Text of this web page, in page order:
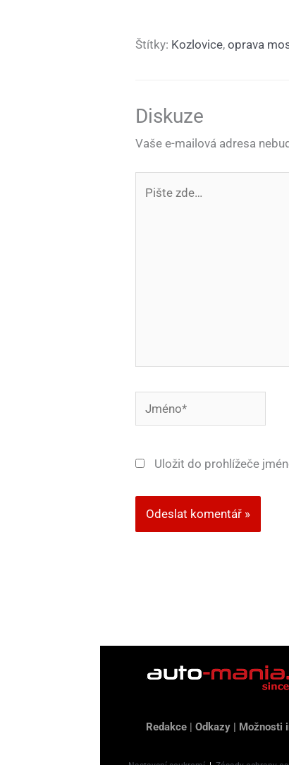
Štítky: Kozlovice, oprava
Diskuze
Vaše e-mailová adresa
Jméno*
Uložit do prohlížeče
Redakce |Odkazy | Možnosti